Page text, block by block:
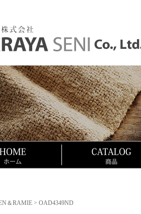
＆RAMIE > OAD4349ND